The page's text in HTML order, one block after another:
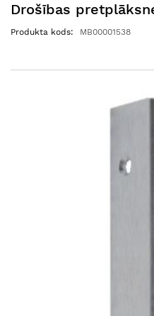
Drošības
Produkta kods MB00001538